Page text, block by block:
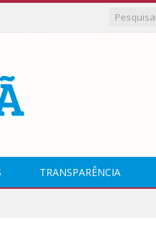
TRANSPARÊNCIA